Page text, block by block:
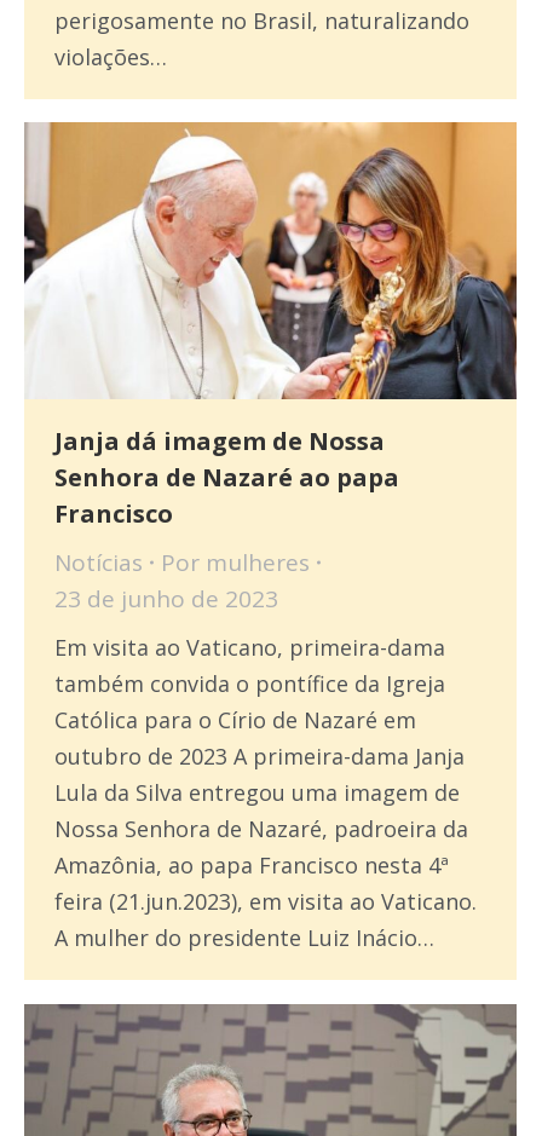
perigosamente no Brasil, naturalizando
violações…
Janja dá imagem de Nossa
Senhora de Nazaré ao papa
Francisco
Notícias Por mulheres
23 de junho de 2023
Em visita ao Vaticano, primeira-dama
também convida o pontífice da Igreja
Católica para o Círio de Nazaré em
outubro de 2023 A primeira-dama Janja
Lula da Silva entregou uma imagem de
Nossa Senhora de Nazaré, padroeira da
Amazônia, ao papa Francisco nesta 4ª
feira (21.jun.2023), em visita ao Vaticano.
A mulher do presidente Luiz Inácio…